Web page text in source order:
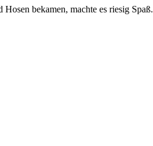
bekamen, machte es riesig Spaß.